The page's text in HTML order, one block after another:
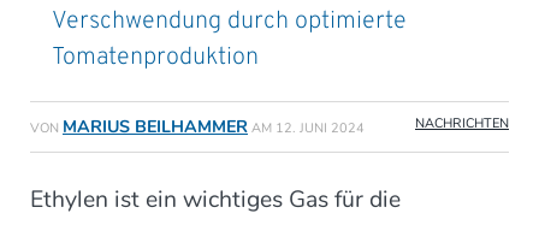
Verschwendung durch optimierte
Tomatenproduktion
VON MARIUS BEILHAMMER AM 12. JUNI 2024 NACHRICHTEN
Ethylen ist ein wichtiges Gas für die